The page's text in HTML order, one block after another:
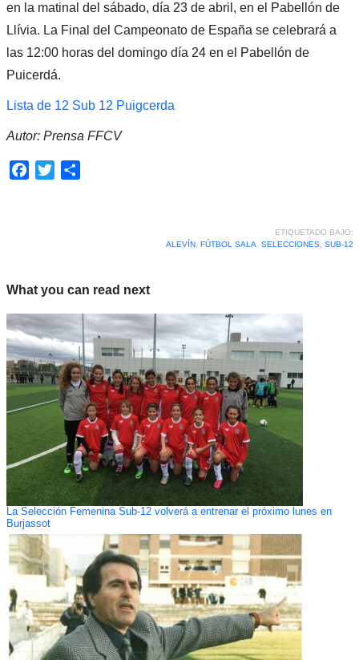
en la matinal del sábado, día 23 de abril, en el Pabellón de
Llívia. La Final del Campeonato de España se celebrará a
las 12:00 horas del domingo día 24 en el Pabellón de
Puicerdá.
Lista de 12 Sub 12 Puigcerda
Autor: Prensa FFCV
Facebook
Twitter
ETIQUETADO BAJO:
ALEVÍN, FÚTBOL SALA SELECCIONES, SUB-12
What you can read next
La Selección Femenina Sub-12 volverá a entrenar el próximo lunes en
Burjassot